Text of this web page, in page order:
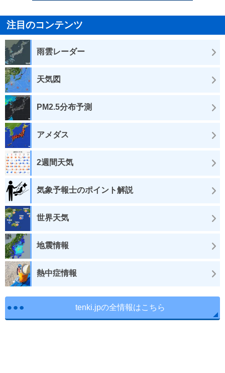
注目のコンテンツ
雨雲レーダー
天気図
PM2.5分布予測
アメダス
2週間天気
気象予報士のポイント解説
世界天気
地震情報
熱中症情報
tenki.jpの全情報はこちら